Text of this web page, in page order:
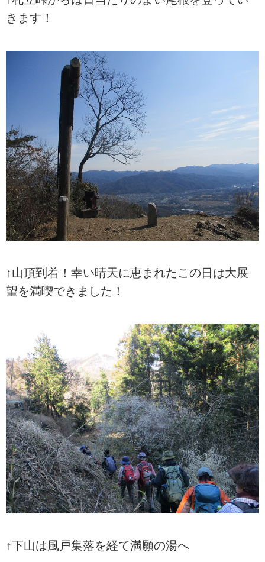
きます！
↑山頂到着！幸い晴天に恵まれたこの日は大展
望を満喫できました！
↑下山は風戸集落を経て満願の湯へ